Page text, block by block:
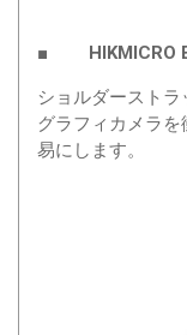
■ HIKMICRO
ショルダースト
グラフィカメラ
易にします。